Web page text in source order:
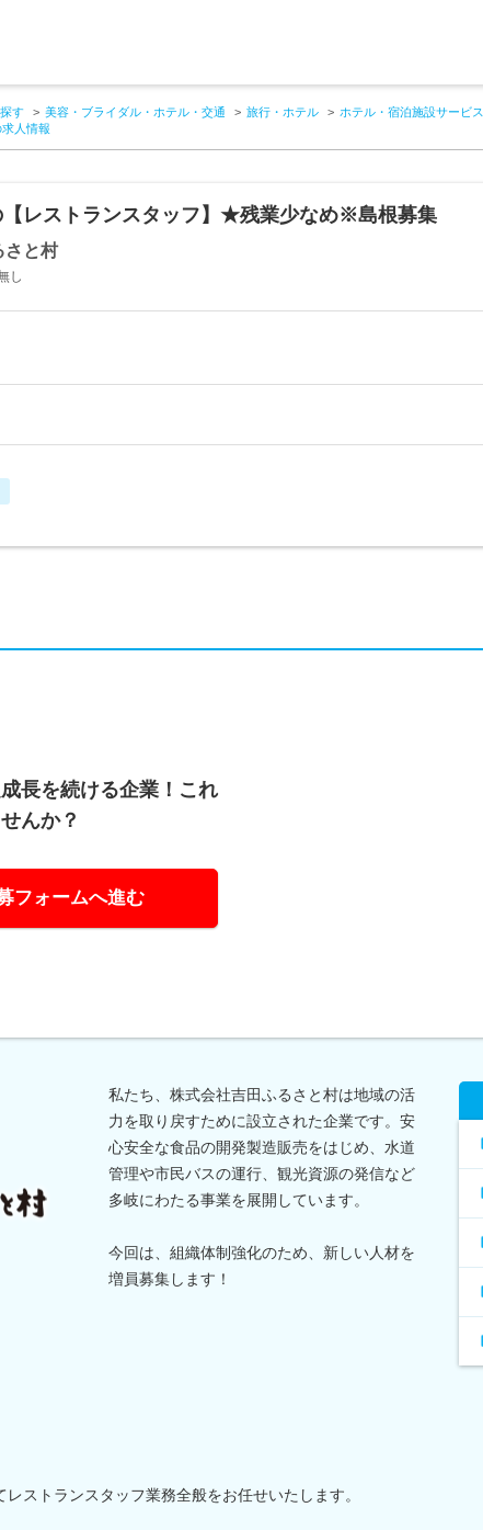
す 美容・ブライダル・ホテル・交通 旅行・ホテル ホテル・宿泊施設サービス
人情報
【レストランスタッフ】★残業少なめ※島根募集
さと村
し
長を続ける企業！これ
んか？
フォームへ進む
私たち、株式会社吉田ふるさと村は地域の活
力を取り戻すために設立された企業です。安
心安全な食品の開発製造販売をはじめ、水道
管理や市民バスの運行、観光資源の発信など
多岐にわたる事業を展開しています。
今回は、組織体制強化のため、新しい人材を
増員募集します！
ストランスタッフ業務全般をお任せいたします。